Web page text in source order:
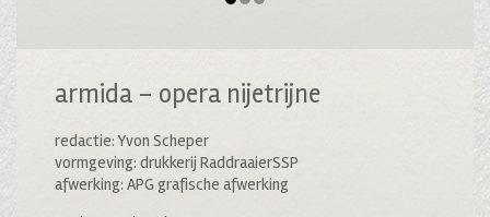
armida – opera nijetrijne
redactie: Yvon Scheper
vormgeving: drukkerij RaddraaierSSP
afwerking: APG grafische afwerking